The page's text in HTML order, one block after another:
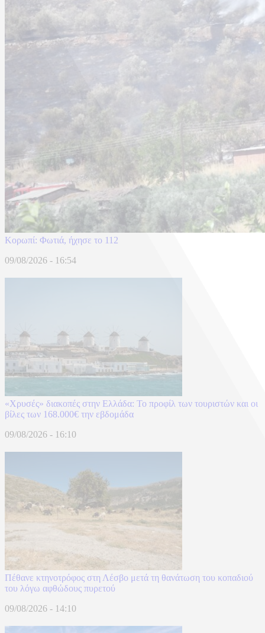
Κορωπί: Φωτιά, ήχησε το 112
09/08/2026 - 16:54
«Χρυσές» διακοπές στην Ελλάδα: Το προφίλ των τουριστών και οι
βίλες των 168.000€ την εβδομάδα
09/08/2026 - 16:10
Πέθανε κτηνοτρόφος στη Λέσβο μετά τη θανάτωση του κοπαδιού
του λόγω αφθώδους πυρετού
09/08/2026 - 14:10